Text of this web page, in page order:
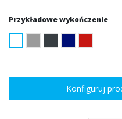
Przykładowe wykończenie
Konfiguruj